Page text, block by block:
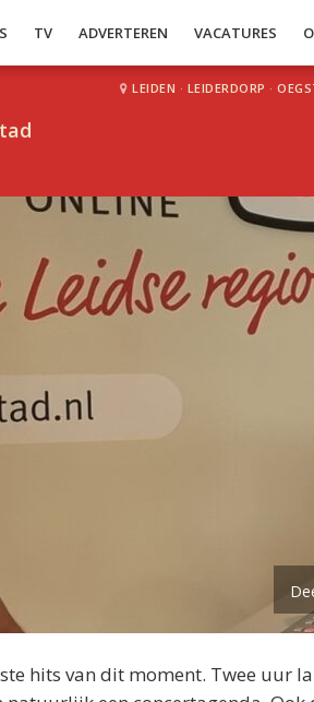
TV ADVERTEREN VACATURES
LEIDEN · LEIDERDORP ·
hits van dit moment. Twee uur